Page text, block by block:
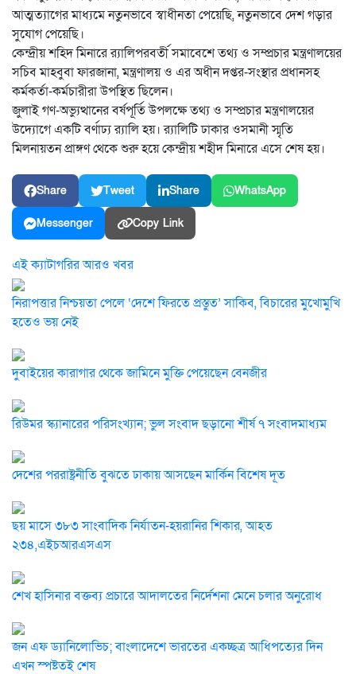
আত্মত্যাগের মাধ্যমে নতুনভাবে স্বাধীনতা পেয়েছি, নতুনভাবে দেশ গড়ার
সুযোগ পেয়েছি।
কেন্দ্রীয় শহিদ মিনারে র‍্যালিপরবর্তী সমাবেশে তথ্য ও সম্প্রচার মন্ত্রণালয়ের
সচিব মাহবুবা ফারজানা, মন্ত্রণালয় ও এর অধীন দপ্তর-সংস্থার প্রধানসহ
কর্মকর্তা-কর্মচারীরা উপস্থিত ছিলেন।
জুলাই গণ-অভ্যুত্থানের বর্ষপূর্তি উপলক্ষে তথ্য ও সম্প্রচার মন্ত্রণালয়ের
উদ্যোগে একটি বর্ণাঢ্য র‍্যালি হয়। র‍্যালিটি ঢাকার ওসমানী স্মৃতি
মিলনায়তন প্রাঙ্গণ থেকে শুরু হয়ে কেন্দ্রীয় শহীদ মিনারে এসে শেষ হয়।
Share Tweet Share WhatsApp
Messenger Copy Link
এই ক্যাটাগরির আরও খবর
নিরাপত্তার নিশ্চয়তা পেলে ‘দেশে ফিরতে প্রস্তুত’ সাকিব, বিচারের মুখোমুখি
হতেও ভয় নেই
দুবাইয়ের কারাগার থেকে জামিনে মুক্তি পেয়েছেন বেনজীর
রিউমর স্ক্যানারের পরিসংখ্যান; ভুল সংবাদ ছড়ানো শীর্ষ ৭ সংবাদমাধ্যম
দেশের পররাষ্ট্রনীতি বুঝতে ঢাকায় আসছেন মার্কিন বিশেষ দূত
ছয় মাসে ৩৮৩ সাংবাদিক নির্যাতন-হয়রানির শিকার, আহত
২৩৪,এইচআরএসএস
শেখ হাসিনার বক্তব্য প্রচারে আদালতের নির্দেশনা মেনে চলার অনুরোধ
জন এফ ড্যানিলোভিচ; বাংলাদেশে ভারতের একচ্ছত্র আধিপত্যের দিন
এখন স্পষ্টতই শেষ